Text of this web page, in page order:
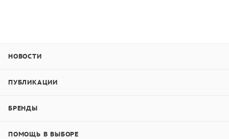
НОВОСТИ
ПУБЛИКАЦИИ
БРЕНДЫ
ПОМОЩЬ В ВЫБОРЕ